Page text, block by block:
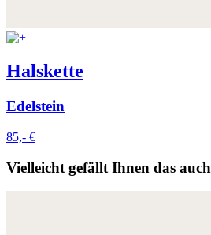
Halskette
Edelstein
85,- €
Vielleicht gefällt Ihnen das auch